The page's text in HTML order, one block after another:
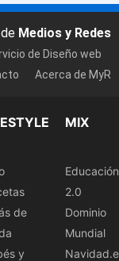
Medios y Redes
de Diseño web
Acerca de MyR
de
y
MIX
Educación
2.0
Dominio
Mundial